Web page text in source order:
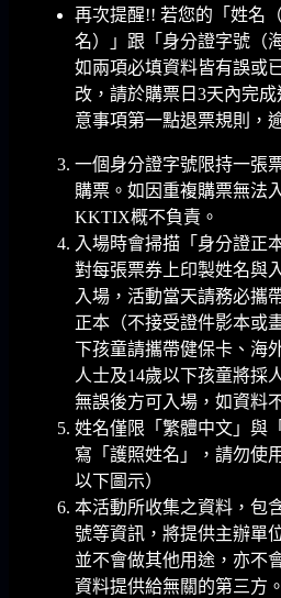
再次提醒!! 若您的「姓名
名）」跟「身分證字號（
如兩項必填資料皆有誤或
改，請於購票日3天內完
意事項第一點退票規則，
一個身分證字號限持一張
購票。如因重複購票無法
KKTIX概不負責。
入場時會掃描「身分證正
對每張票券上印製姓名與
入場，活動當天請務必攜
正本（不接受證件影本或
下孩童請攜帶健保卡、海
人士及14歲以下孩童將採
無誤後方可入場，如資料
姓名僅限「繁體中文」與
寫「護照姓名」，請勿使
以下圖示）
本活動所收集之資料，包
號等資訊，將提供主辦單
並不會做其他用途，亦不
資料提供給無關的第三方。